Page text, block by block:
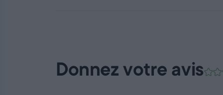
Donnez votre avis